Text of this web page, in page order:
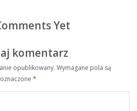
Yet
komentarz
opublikowany. Wymagane pola są
oznaczone *